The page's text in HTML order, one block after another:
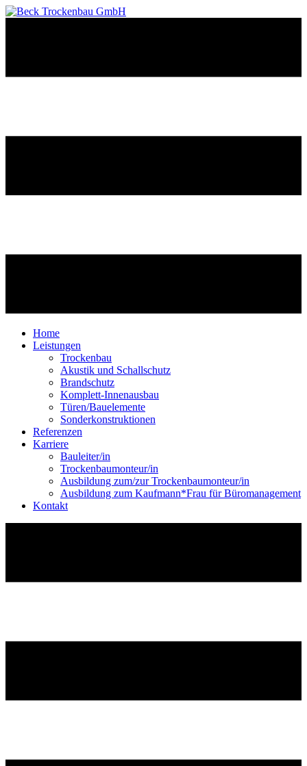
Home
Leistungen
Trockenbau
Akustik und Schallschutz
Brandschutz
Komplett-Innenausbau
Türen/Bauelemente
Sonderkonstruktionen
Referenzen
Karriere
Bauleiter/in
Trockenbaumonteur/in
Ausbildung zum/zur Trockenbaumonteur/in
Ausbildung zum Kaufmann*Frau für Büromanagement
Kontakt